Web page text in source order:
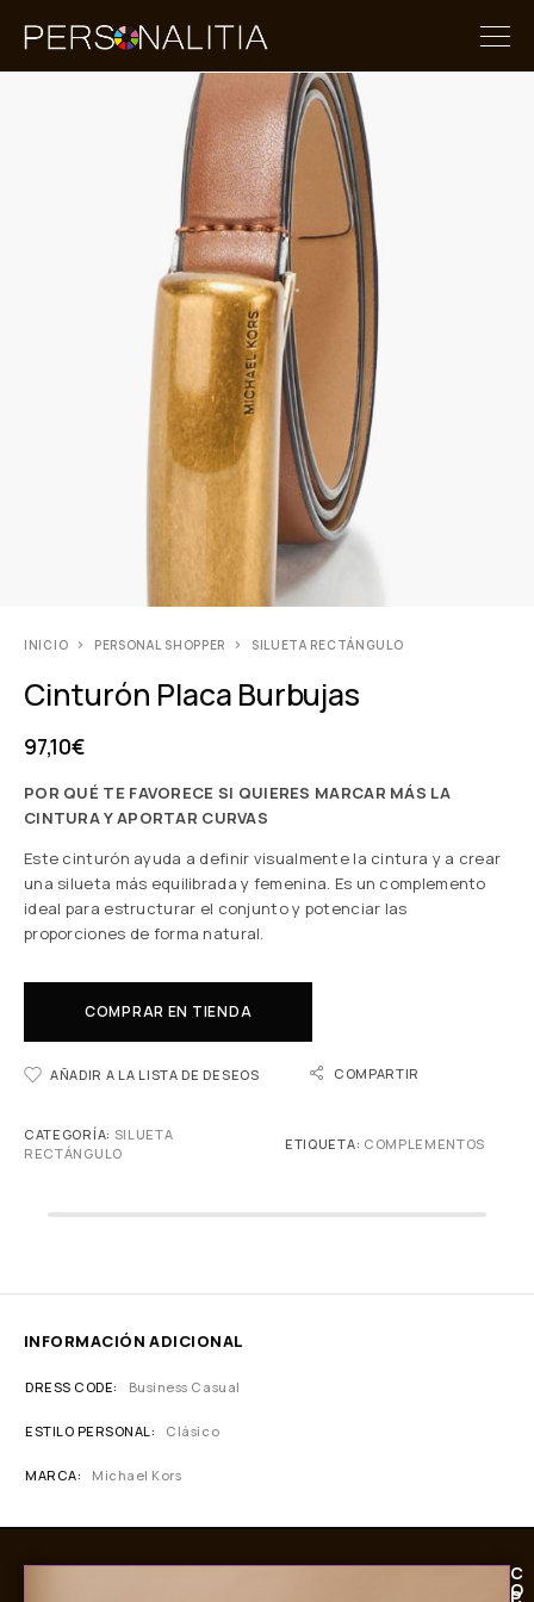
INICIO PERSONAL SHOPPER SILUETA RECTÁNGULO
Cinturón Placa Burbujas
97,10€
POR QUÉ TE FAVORECE SI QUIERES MARCAR MÁS LA
CINTURA Y APORTAR CURVAS
Este cinturón ayuda a definir visualmente la cintura y a crear
una silueta más equilibrada y femenina. Es un complemento
ideal para estructurar el conjunto y potenciar las
proporciones de forma natural.
COMPRAR EN TIENDA
AÑADIR A LA LISTA DE DESEOS COMPARTIR
CATEGORÍA: SILUETA
RECTÁNGULO
ETIQUETA: COMPLEMENTOS
INFORMACIÓN ADICIONAL
DRESS CODE Business Casual
ESTILO PERSONAL Clásico
MARCA Michael Kors
C
O
P